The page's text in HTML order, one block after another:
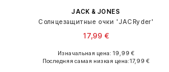
JACK & JONES
Солнцезащитные очки 'JACRyder'
17,99 €
+1
Доступные размеры: One Size
Изначальная цена: 19,99 €
Последняя самая низкая цена:17,99 €